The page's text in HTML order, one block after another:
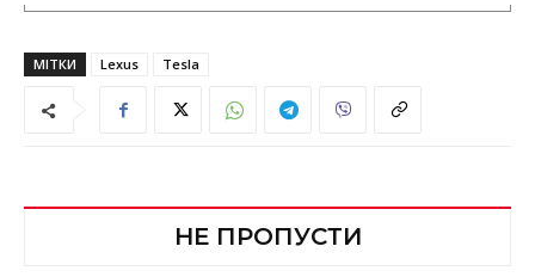
МІТКИ Lexus Tesla
НЕ ПРОПУСТИ